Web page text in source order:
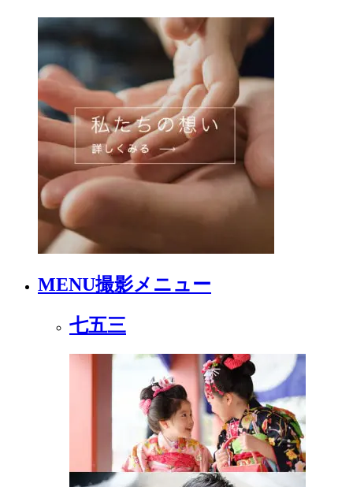
MENU撮影メニュー
七五三